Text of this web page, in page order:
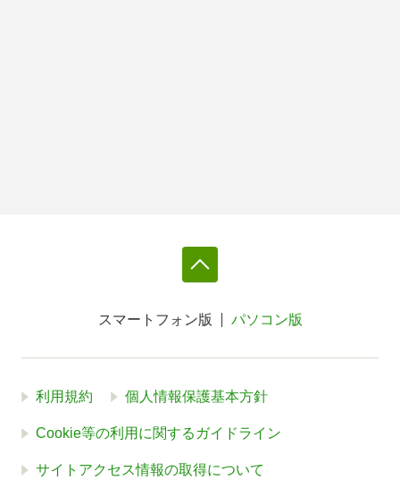
スマートフォン版 パソコン版
利用規約 個人情報保護基本方針
Cookie等の利用に関するガイドライン
サイトアクセス情報の取得について